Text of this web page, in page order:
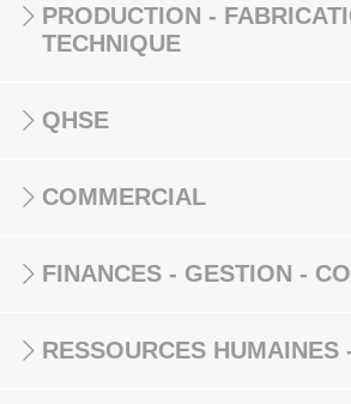
PRODUCTION -
TECHNIQUE
QHSE
COMMERCIAL
FINANCES - GESTION -
RESSOURCES HUMAINES